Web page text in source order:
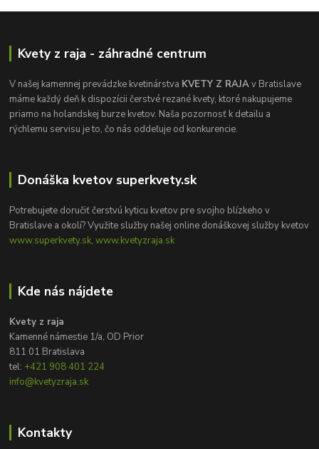
Kvety z raja - záhradné centrum
V našej kamennej prevádzke kvetinárstva KVETY Z RAJAv Bratislave
máme každý deň k dispozícii čerstvé rezané kvety, ktoré nakupujeme
priamo na holandskej burze kvetov. Naša pozornosť k detailu a
rýchlemu servisu je to, čo nás oddeľuje od konkurencie.
Donáška kvetov superkvety.sk
Potrebujete doručiť čerstvú kyticu kvetov pre svojho blízkeho v
Bratislave a okolí? Využite služby našej online donáškovej služby kvetov
www.superkvety.sk, www.kvetyzraja.sk
Kde nás nájdete
Kvety z raja
Kamenné námestie 1/a, OD Prior
811 01 Bratislava
tel: +421 908 401 224
info@kvetyzraja.sk
Kontakty